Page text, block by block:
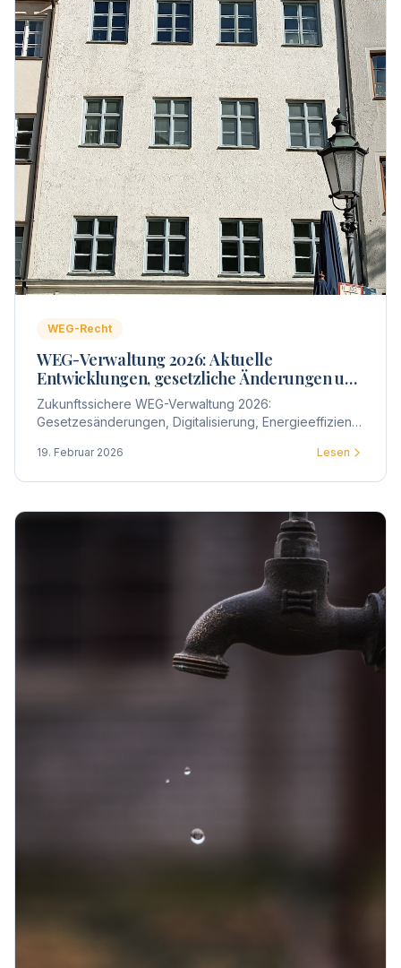
WEG-Recht
WEG-Verwaltung 2026: Aktuelle
Entwicklungen, gesetzliche Änderungen und
praktische Auswirkungen für
Wohnungseigentümergemeinschaften
Zukunftssichere WEG-Verwaltung 2026:
Gesetzesänderungen, Digitalisierung, Energieeffizienz
Wohnungseigentümergemeinschaften jetzt strategisch
19. Februar 2026 Lesen